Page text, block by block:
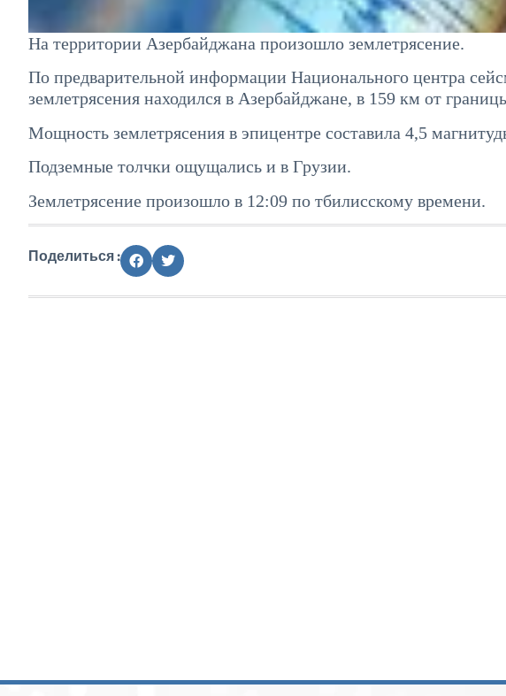
На территории Азербайджана произошло землетрясение.
По предварительной информации Национального центра
землетрясения находился в Азербайджане, в 159 км от
Мощность землетрясения в эпицентре составила 4,5
Подземные толчки ощущались и в Грузии.
Землетрясение произошло в 12:09 по тбилисскому времени.
Поделиться :